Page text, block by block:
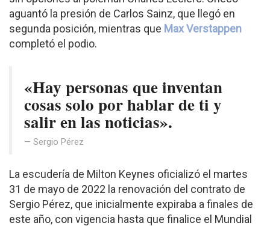
aguantó la presión de Carlos Sainz, que llegó en
segunda posición, mientras que Max Verstappen
completó el podio.
«Hay personas que inventan
cosas solo por hablar de ti y
salir en las noticias».
Sergio Pérez
La escudería de Milton Keynes oficializó el martes
31 de mayo de 2022 la renovación del contrato de
Sergio Pérez, que inicialmente expiraba a finales de
este año, con vigencia hasta que finalice el Mundial